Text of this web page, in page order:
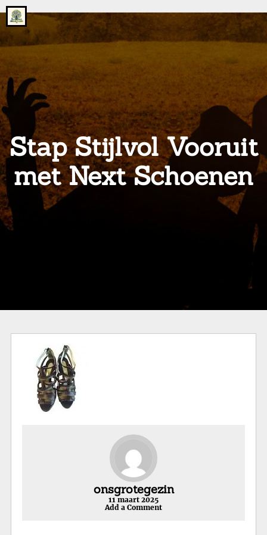
Go
to
the
home
onsgrotegezin.nl
Stap Stijlvol Vooruit
met Next Schoenen
onsgrotegezin
11 maart 2025
Add a Comment